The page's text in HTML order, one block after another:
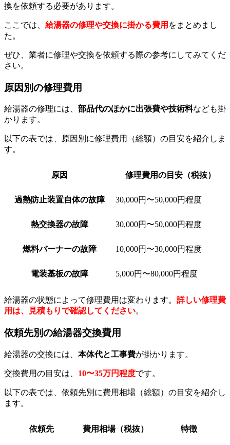
換を依頼する必要があります。
ここでは、 給湯器の修理や交換に掛かる費用 をまとめまし
た。
ぜひ、業者に修理や交換を依頼する際の参考にしてみてくだ
さい。
原因別の修理費用
給湯器の修理には、 部品代のほかに出張費や技術料なども掛
かります。
以下の表では、原因別に修理費用（総額）の目安を紹介しま
す。
原因 修理費用の目安（税抜）
過熱防止装置自体の故障 30,000円〜50,000円程度
熱交換器の故障 30,000円〜50,000円程度
燃料バーナーの故障 10,000円〜30,000円程度
電装基板の故障 5,000円〜80,000円程度
給湯器の状態によって修理費用は変わります。 詳しい修理費
用は、見積もりで確認してください。
依頼先別の給湯器交換費用
給湯器の交換には、 本体代と工事費が掛かります。
交換費用の目安は、 10〜35万円程度です。
以下の表では、依頼先別に費用相場（総額）の目安を紹介し
ます。
依頼先 費用相場（税抜） 特徴